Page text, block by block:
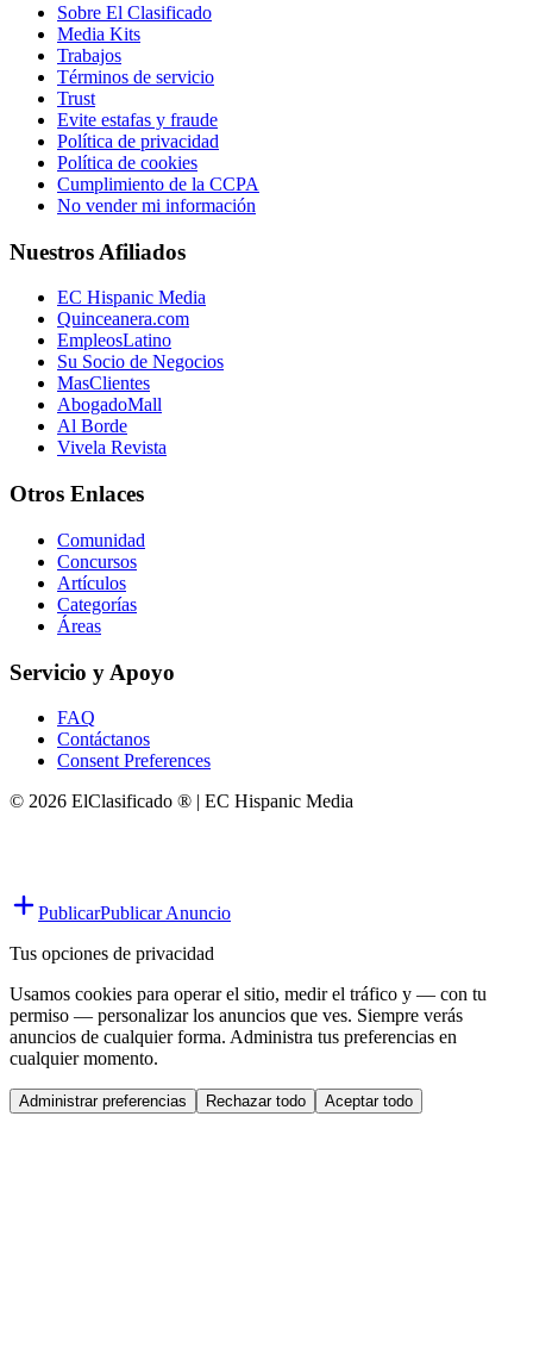
Sobre El Clasificado
Media Kits
Trabajos
Términos de servicio
Trust
Evite estafas y fraude
Política de privacidad
Política de cookies
Cumplimiento de la CCPA
No vender mi información
Nuestros Afiliados
EC Hispanic Media
Quinceanera.com
EmpleosLatino
Su Socio de Negocios
MasClientes
AbogadoMall
Al Borde
Vivela Revista
Otros Enlaces
Comunidad
Concursos
Artículos
Categorías
Áreas
Servicio y Apoyo
FAQ
Contáctanos
Consent Preferences
© 2026 ElClasificado ® | EC Hispanic Media
PublicarPublicar Anuncio
Tus opciones de privacidad
Usamos cookies para operar el sitio, medir el tráfico y — con tu
permiso — personalizar los anuncios que ves. Siempre verás
anuncios de cualquier forma. Administra tus preferencias en
cualquier momento.
Administrar preferencias Rechazar todo Aceptar todo